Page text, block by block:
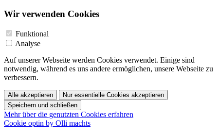
Wir verwenden Cookies
Funktional
Analyse
Auf unserer Webseite werden Cookies verwendet. Einige sind
notwendig, während es uns andere ermöglichen, unsere Webseite zu
verbessern.
Alle akzeptieren
Nur essentielle Cookies akzeptieren
Speichern und schließen
Mehr über die genutzten Cookies erfahren
Cookie optin by Olli machts